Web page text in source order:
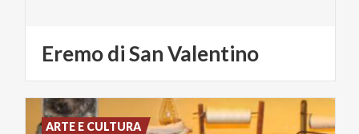
EremodiSanValentino
ARTE E CULTURA